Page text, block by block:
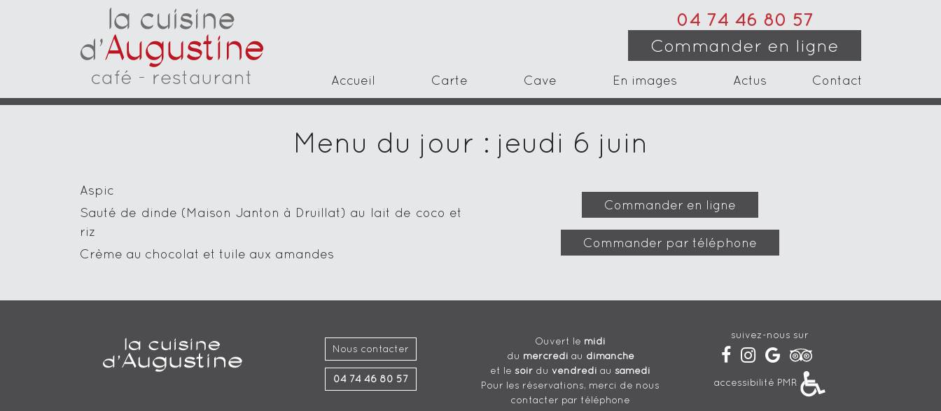
04 74 46 80 57
Commander en ligne
Accueil Carte Cave En images Actus Contact
Menu du jour : jeudi 6 juin
Aspic
Sauté de dinde (Maison Janton à Druillat) au lait de coco et
riz
Crème au chocolat et tuile aux amandes
Commander en ligne
Commander par téléphone
Nous contacter
04 74 46 80 57
Ouvert le midi
du mercredi au dimanche
et le soir du vendredi au samedi
Pour les réservations, merci de nous
contacter par téléphone
suivez-nous sur
accessibilité PMR